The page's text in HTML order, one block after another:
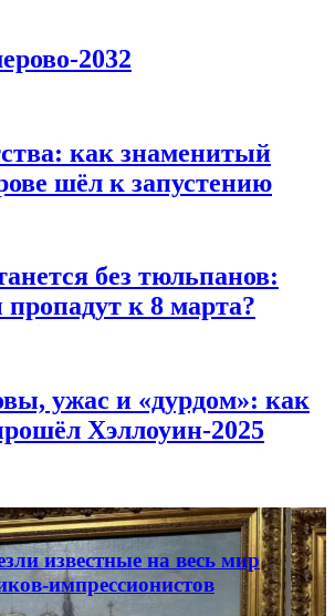
2032
как знаменитый
шёл к запустению
без тюльпанов:
к 8 марта?
ужас и «дурдом»: как
Хэллоуин-2025
известные на весь мир
импрессионистов